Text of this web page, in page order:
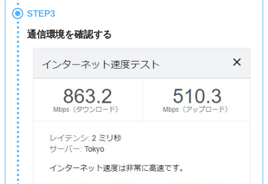
STEP3
通信環境を確認する